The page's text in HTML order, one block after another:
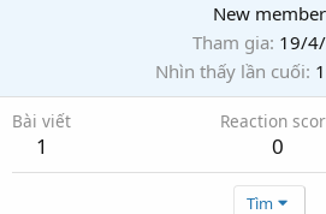
New member
Tham gia 19/
Nhìn thấy lần cuối
Bài viết
1
Reaction
0
Tìm